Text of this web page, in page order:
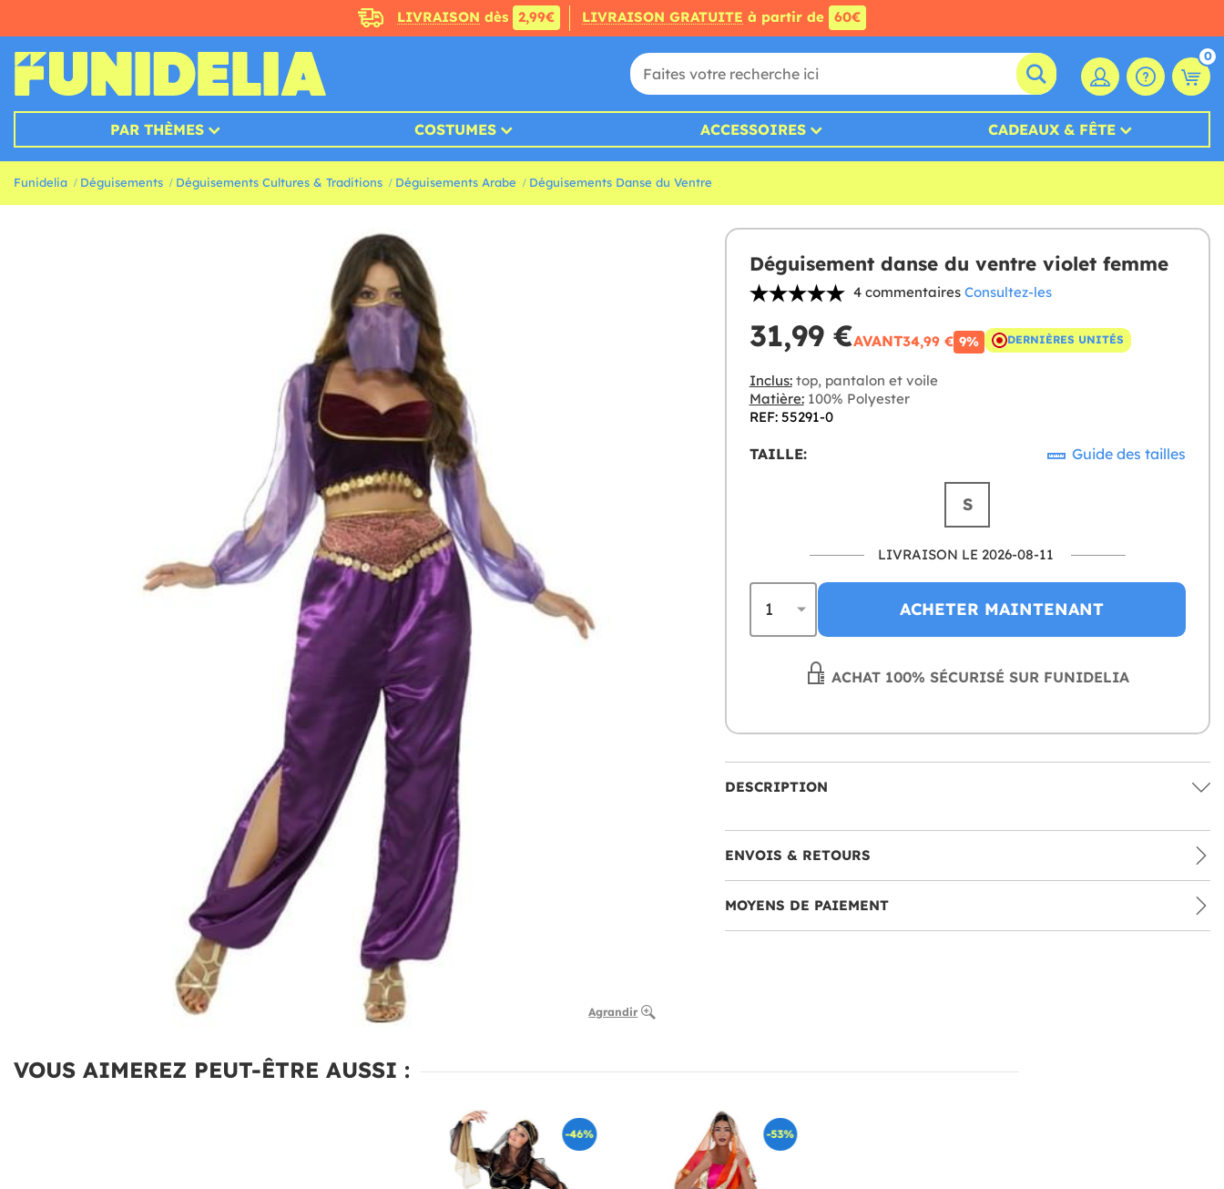
LIVRAISON dès 2,99€ LIVRAISON GRATUITE à partir de 60€
0
PAR THÈMES COSTUMES ACCESSOIRES CADEAUX & FÊTE
Funidelia Déguisements Déguisements Cultures & Traditions Déguisements Arabe Déguisements Danse du Ventre
Agrandir
Déguisement danse du ventre violet femme
4 commentaires Consultez-les
31,99 €AVANT34,99 € 9% DERNIÈRES UNITÉS
Inclus:top, pantalon et voile
Matière:100% Polyester
REF: 55291-0
TAILLE: Guide des tailles
S
LIVRAISON LE 2026-08-11
ACHETER MAINTENANT
ACHAT 100% SÉCURISÉ SUR FUNIDELIA
DESCRIPTION
ENVOIS & RETOURS
MOYENS DE PAIEMENT
VOUS AIMEREZ PEUT-ÊTRE AUSSI :
-46% -53%